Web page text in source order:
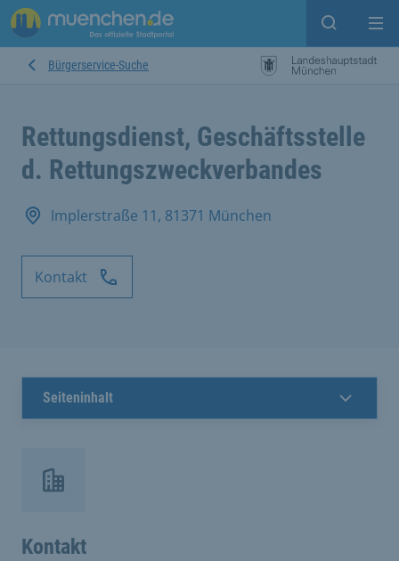
Suche
Bürgerservice-Suche
Rettungsdienst, Geschäftsstelle
d. Rettungszweckverbandes
Implerstraße 11, 81371 München
Kontakt
Seiteninhalt
Kontakt